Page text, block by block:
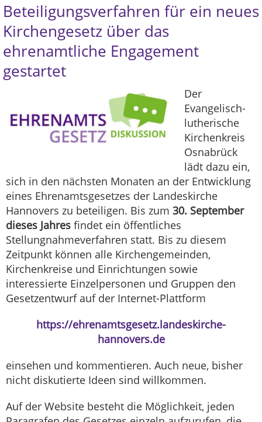
Beteiligungsverfahren für ein neues
Kirchengesetz über das
ehrenamtliche Engagement
gestartet
Der
Evangelisch-
lutherische
Kirchenkreis
Osnabrück
lädt dazu ein,
sich in den nächsten Monaten an der Entwicklung
eines Ehrenamtsgesetzes der Landeskirche
Hannovers zu beteiligen. Bis zum 30. September
dieses Jahres findet ein öffentliches
Stellungnahmeverfahren statt. Bis zu diesem
Zeitpunkt können alle Kirchengemeinden,
Kirchenkreise und Einrichtungen sowie
interessierte Einzelpersonen und Gruppen den
Gesetzentwurf auf der Internet-Plattform
https://ehrenamtsgesetz.landeskirche-
hannovers.de
einsehen und kommentieren. Auch neue, bisher
nicht diskutierte Ideen sind willkommen.
Auf der Website besteht die Möglichkeit, jeden